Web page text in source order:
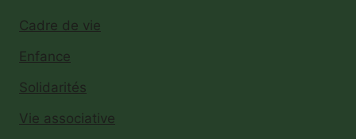
Cadre de vie
Enfance
Solidarités
Vie associative